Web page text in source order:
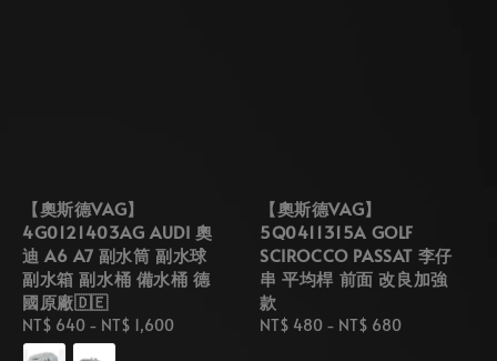
【奧斯德VAG】
4G0121403AG AUDI 奧
迪 A6 A7 副水筒 副水球
副水箱 副水桶 備水桶 德
國原廠🇩🇪
Regular
price
NT$ 640 - NT$ 1,600
【奧斯德VAG】
5Q0411315A GOLF
SCIROCCO PASSAT 李仔
串 平均桿 前面 改良加強
款
Regular
NT$ 480 - NT$ 680